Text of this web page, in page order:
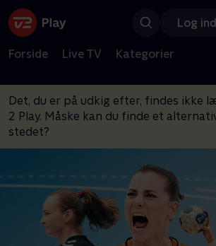
Log ind
Forside Live TV Kategorier
Det, du er på udkig efter, findes ikke
2 Play. Måske kan du finde et
stedet?